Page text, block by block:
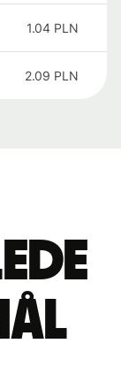
1.04 PLN
2.09 PLN